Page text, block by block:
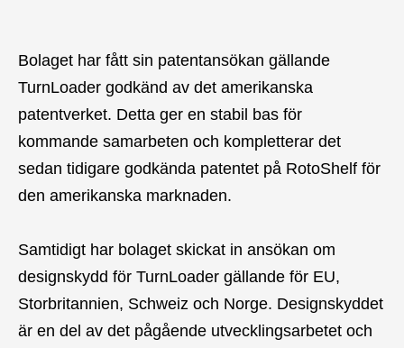
Bolaget har fått sin patentansökan gällande
TurnLoader godkänd av det amerikanska
patentverket. Detta ger en stabil bas för
kommande samarbeten och kompletterar det
sedan tidigare godkända patentet på RotoShelf för
den amerikanska marknaden.
Samtidigt har bolaget skickat in ansökan om
designskydd för TurnLoader gällande för EU,
Storbritannien, Schweiz och Norge. Designskyddet
är en del av det pågående utvecklingsarbetet och